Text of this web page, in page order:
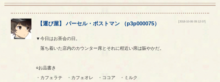
【運び屋】パーセル・ ポストマン （p3p000075） [2018-10-06 09:12:07]
▼今日はお茶会の日。
落ち着いた店内のカウンター席とそれに程近い席は賑やかだ。
○お品書き
・カフェラテ ・カフェオレ ・ココア ・ミルク